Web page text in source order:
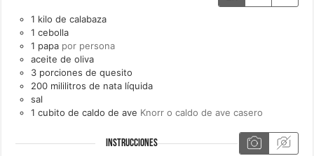
1 kilo de calabaza
1 cebolla
1 papa por persona
aceite de oliva
3 porciones de quesito
200 mililitros de nata líquida
sal
1 cubito de caldo de ave Knorr o caldo de ave casero
INSTRUCCIONES